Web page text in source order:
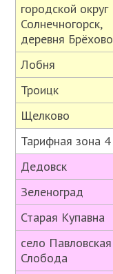
городской округ
Солнечногорск,
деревня Брёхово
Лобня
Троицк
Щелково
Тарифная зона 4
Дедовск
Зеленоград
Старая Купавна
село Павловская
Слобода